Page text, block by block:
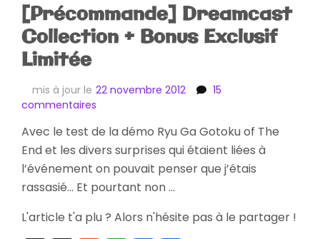
[Précommande] Dreamcast
Collection + Bonus Exclusif
Limitée
mis à jour le 22 novembre 2012
15
commentaires
Dreamcast
Collection
+
Bonus
Exclusif
Avec le test de la démo Ryu Ga Gotoku of The
End et les divers surprises qui étaient liées à
l’événement on pouvait penser que j’étais
rassasié… Et pourtant non …
L'article t'a plu ? Alors n'hésite pas à le partager !